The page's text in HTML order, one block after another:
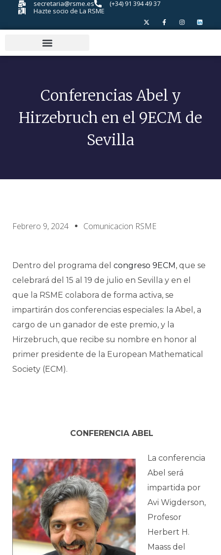
secretaria@rsme.es
(+34) 91 394 49 37
Hazte socio de La RSME
Conferencias Abel y
Hirzebruch en el 9ECM de
Sevilla
Febrero 9, 2024 Comunicacion RSME
Dentro del programa del congreso 9ECM, que se
celebrará del 15 al 19 de julio en Sevilla y en el
que la RSME colabora de forma activa, se
impartirán dos conferencias especiales: la Abel, a
cargo de un ganador de este premio, y la
Hirzebruch, que recibe su nombre en honor al
primer presidente de la European Mathematical
Society (ECM).
CONFERENCIA ABEL
La conferencia
Abel será
impartida por
Avi Wigderson,
Profesor
Herbert H.
Maass del